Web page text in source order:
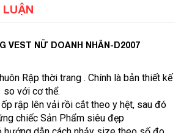
LUẬN
VEST NỮ DOANH NHÂN-D2007
Rập thời trang . Chính là bản thiết kế
so với cơ thể.
rập lên vải rồi cắt theo y hệt, sau đó
chiếc Sản Phẩm siêu đẹp